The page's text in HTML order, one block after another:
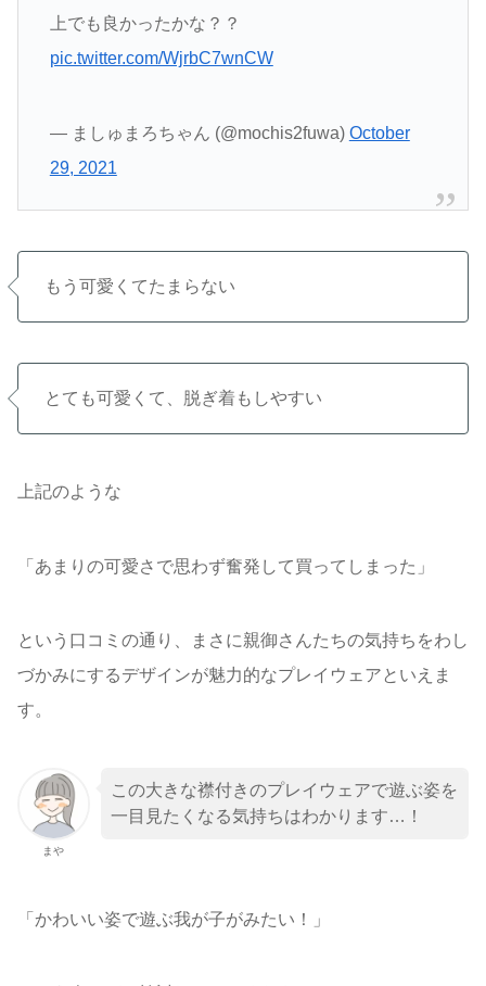
上でも良かったかな？？
pic.twitter.com/WjrbC7wnCW
— ましゅまろちゃん (@mochis2fuwa) October
29, 2021
もう可愛くてたまらない
とても可愛くて、脱ぎ着もしやすい
上記のような
「あまりの可愛さで思わず奮発して買ってしまった」
という口コミの通り、まさに親御さんたちの気持ちをわし
づかみにするデザインが魅力的なプレイウェアといえま
す。
まや
この大きな襟付きのプレイウェアで遊ぶ姿を
一目見たくなる気持ちはわかります…！
「かわいい姿で遊ぶ我が子がみたい！」